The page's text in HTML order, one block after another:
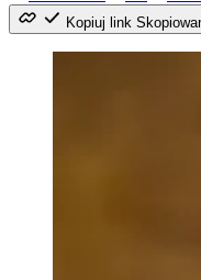
Kopiuj link